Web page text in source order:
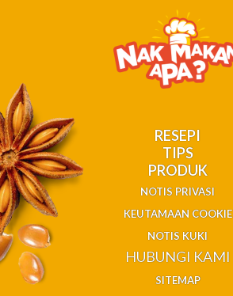
RESEPI
TIPS
PRODUK
NOTIS PRIVASI
KEUTAMAAN COOKIE
NOTIS KUKI
HUBUNGI KAMI
SITEMAP